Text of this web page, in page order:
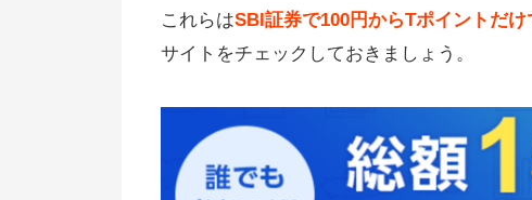
これらはSBI証券で100円からTポイントだ
サイトをチェックしておきましょう。